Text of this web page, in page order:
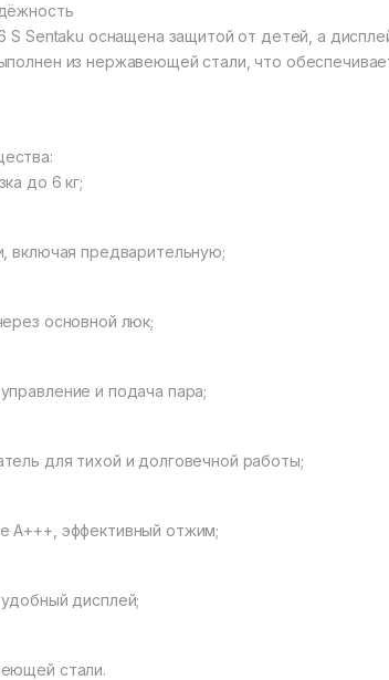
S Sentaku оснащена защитой от детей, а
из нержавеющей стали, что
до 6 кг;
включая предварительную;
основной люк;
и подача пара;
для тихой и долговечной работы;
A+++, эффективный отжим;
дисплей;
стали.